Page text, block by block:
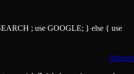
; use GOOGLE; } else { use
Zitieren